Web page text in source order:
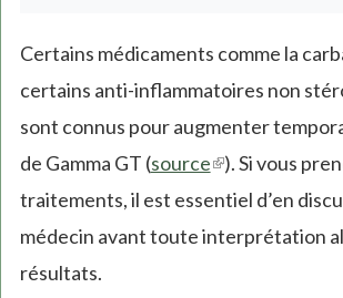
Certains médicaments comme la
certains anti-inflammatoires non
sont connus pour augmenter
de Gamma GT (source(link
is
external)
). Si vous
traitements, il est essentiel d’en
médecin avant toute interprétation
résultats.